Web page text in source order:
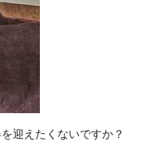
迎えたくないですか？